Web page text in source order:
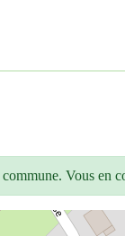
Vous en